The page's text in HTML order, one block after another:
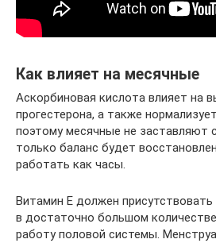
Как влияет на месячные
Аскорбиновая кислота влияет на
прогестерона, а также
поэтому месячные не заставляют
только баланс будет
работать как часы.
Витамин Е должен
в достаточно большом
работу половой системы.